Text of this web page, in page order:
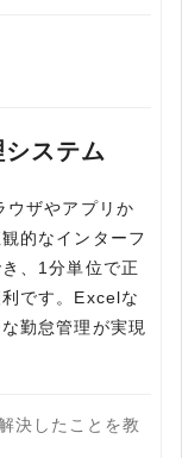
ステム
ウザやアプリか
的なインターフ
、1分単位で正
です。Excelな
勤怠管理が実現
決したことを教